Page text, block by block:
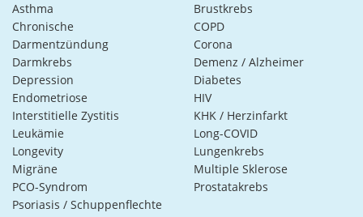
Asthma
Brustkrebs
Chronische
Darmentzündung
COPD
Corona
Darmkrebs
Demenz / Alzheimer
Depression
Diabetes
Endometriose
HIV
Interstitielle Zystitis
KHK / Herzinfarkt
Leukämie
Long-COVID
Longevity
Lungenkrebs
Migräne
Multiple Sklerose
PCO-Syndrom
Prostatakrebs
Psoriasis / Schuppenflechte